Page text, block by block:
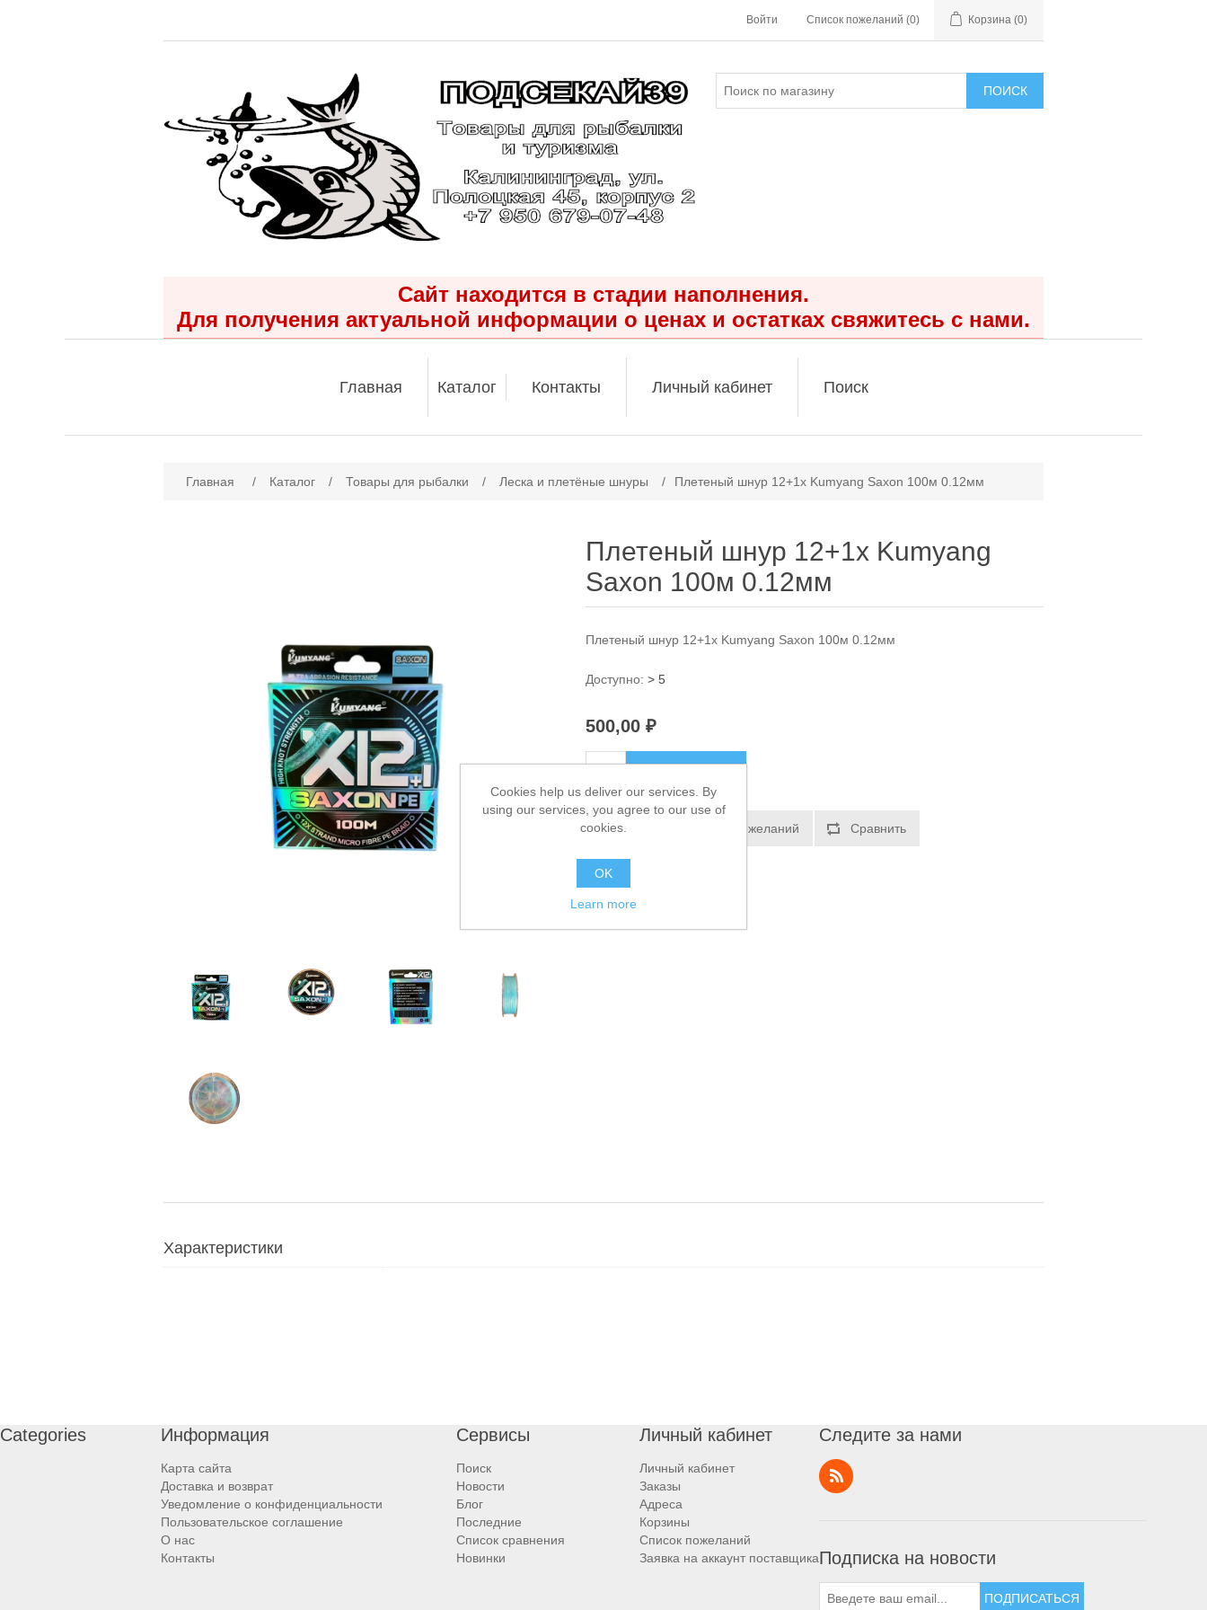
Войти Список пожеланий (0) Корзина (0)
ПОИСК
Сайт находится в стадии наполнения.
Для получения актуальной информации о ценах и остатках свяжитесь с нами.
Главная Каталог Контакты Личный кабинет Поиск
Главная / Каталог / Товары для рыбалки / Леска и плетёные шнуры / Плетеный шнур 12+1x Kumyang Saxon 100м 0.12мм
Плетеный шнур 12+1x Kumyang
Saxon 100м 0.12мм
Плетеный шнур 12+1x Kumyang Saxon 100м 0.12мм
Доступно: > 5
500,00 ₽
Добавить в список пожеланий Сравнить
Характеристики
Categories Информация
Карта сайта
Доставка и возврат
Уведомление о конфиденциальности
Пользовательское соглашение
О нас
Контакты
Сервисы
Поиск
Новости
Блог
Последние
Список сравнения
Новинки
Личный кабинет
Личный кабинет
Заказы
Адреса
Корзины
Список пожеланий
Заявка на аккаунт поставщика
Следите за нами
Подписка на новости
ПОДПИСАТЬСЯ
Cookies help us deliver our services. By
using our services, you agree to our use of
cookies.
OK
Learn more